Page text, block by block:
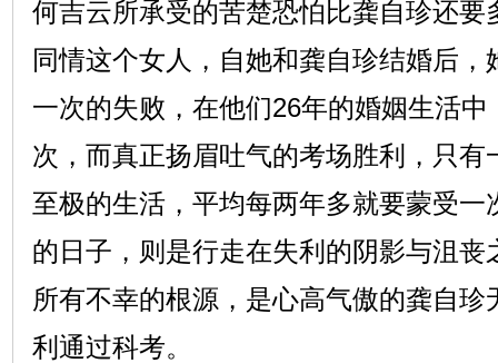
何吉云所承受的苦楚恐怕比龚自珍还要
同情这个女人，自她和龚自珍结婚后
一次的失败，在他们26年的婚姻生活
次，而真正扬眉吐气的考场胜利，只有
至极的生活，平均每两年多就要蒙受一
的日子，则是行走在失利的阴影与沮丧
所有不幸的根源，是心高气傲的龚自珍
利通过科考。